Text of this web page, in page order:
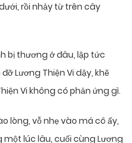
rồi nhảy từ trên cây
bị thương ở đâu, lập tức
Lương Thiện Vi dậy, khẽ
Vi không có phản ứng gì.
lòng, vỗ nhẹ vào má cô ấy,
lúc lâu, cuối cùng Lương